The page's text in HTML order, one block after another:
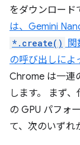
をダウンロード
は、Gemini
*.create() 関
の呼び出しによ
Chrome は一連
します。 まず
の GPU パフォ
て、次のいずれ